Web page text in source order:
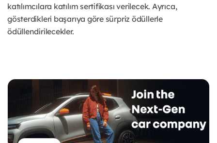
katılımcılara katılım sertifikası verilecek. Ayrıca,
gösterdikleri başarıya göre sürpriz ödüllerle
ödüllendirilecekler.